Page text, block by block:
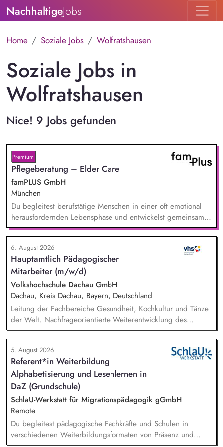
NachhaltigeJobs
Home Soziale Jobs Wolfratshausen
Soziale Jobs in
Wolfratshausen
Nice! 9 Jobs gefunden
Premium
Pflegeberatung – Elder Care
famPLUS GmbH
München
Du begleitest berufstätige Menschen in einer oft emotional
herausfordernden Lebensphase und entwickelst gemeinsam
mit ihnen individuelle Lösungen. Zu deinen Aufgaben
gehören: Individuelle Beratung von pflegenden und
sorgenden Angehörigen, Case Management und Entwicklung
passgenauer Unterstützungslösungen, Vermittlung von Pflege-
und Unterstützungsangeboten, Planung und Durchführung
von Projekten, enge Zusammenarbeit mit
Personalabteilungen namhafter Unternehmen.
6. August 2026
Hauptamtlich Pädagogischer
Mitarbeiter (m/w/d)
Volkshochschule Dachau GmbH
Dachau, Kreis Dachau, Bayern, Deutschland
Leitung der Fachbereiche Gesundheit, Kochkultur und Tänze
der Welt. Nachfrageorientierte Weiterentwicklung des
Programmangebotes. Pädagogische Planung, inhaltliche
Entwicklung des Profils und Organisation des Angebots.
Fachliche Auswahl von Kursleitenden sowie deren
methodische und didaktische Beratung. Budgetsteuerung
sowie betriebswirtschaftliche Planung in den betreffenden
Fachbereichen. Mitarbeit beim Marketing, Presse- und
Öffentlichkeitsarbeit.
5. August 2026
Referent*in Weiterbildung
Alphabetisierung und Lesenlernen in
DaZ (Grundschule)
SchlaU-Werkstatt für Migrationspädagogik gGmbH
Remote
Du begleitest pädagogische Fachkräfte und Schulen in
verschiedenen Weiterbildungsformaten von Präsenz und